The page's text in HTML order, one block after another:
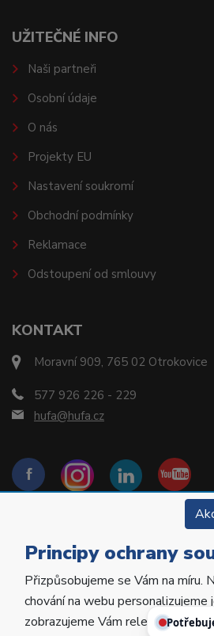
KONTAKT
Moravní 909, 765 02 Otrokovice
577 926 226 - 229
hufa@hufa.cz
UŽITEČNÉ INFO
Naši partneři
Osobní údaje
O nás
Projekty EU
Nastavení soukromí
Obchodní podmínky
Reklamace
Odstoupení od smlouvy
Copyright © 2022 Hu-Fa Dental
vyhrazena.
Principy ochrany
Přizpůsobujeme se Vám na míru.
chování na webu personalizujeme
zobrazujeme Vám relevantní
Potřebujete